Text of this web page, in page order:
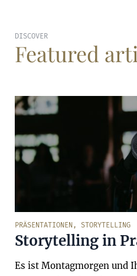
DISCOVER
Featured
PRÄSENTATIONEN , STORYTELLING
Storytelling in
Es ist Montagmorgen und